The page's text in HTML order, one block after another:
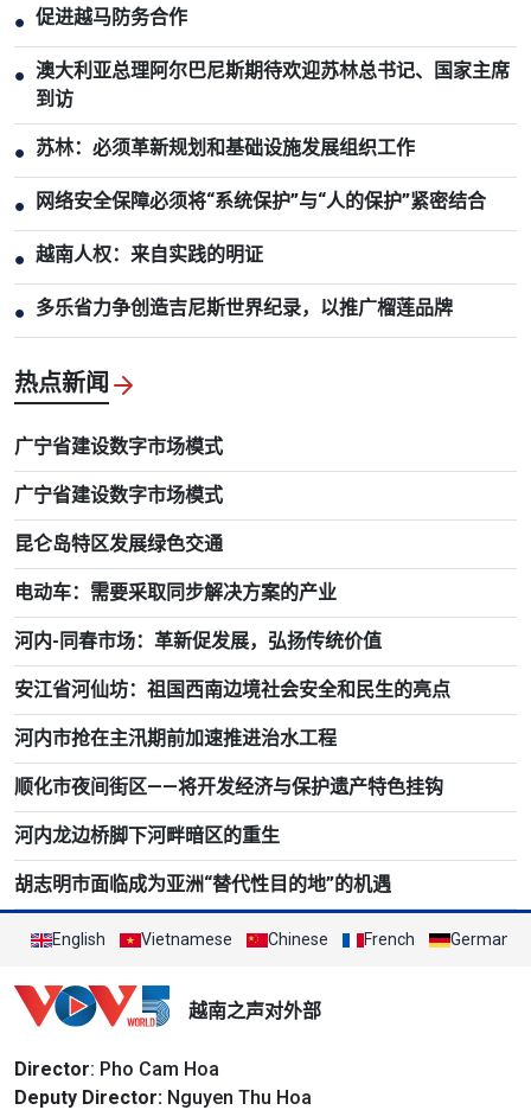
● 促进越马防务合作
● 澳大利亚总理阿尔巴尼斯期待欢迎苏林总书记、国家主席
到访
● 苏林：必须革新规划和基础设施发展组织工作
● 网络安全保障必须将“系统保护”与“人的保护”紧密结合
● 越南人权：来自实践的明证
● 多乐省力争创造吉尼斯世界纪录，以推广榴莲品牌
热点新闻
广宁省建设数字市场模式
广宁省建设数字市场模式
昆仑岛特区发展绿色交通
电动车：需要采取同步解决方案的产业
河内-同春市场：革新促发展，弘扬传统价值
安江省河仙坊：祖国西南边境社会安全和民生的亮点
河内市抢在主汛期前加速推进治水工程
顺化市夜间街区——将开发经济与保护遗产特色挂钩
河内龙边桥脚下河畔暗区的重生
胡志明市面临成为亚洲“替代性目的地”的机遇
English Vietnamese Chinese French German
越南之声对外部
Director: Pho Cam Hoa
Deputy Director: Nguyen Thu Hoa